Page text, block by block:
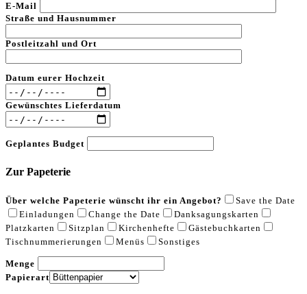
E-Mail
Straße und Hausnummer
Postleitzahl und Ort
Datum eurer Hochzeit
Gewünschtes Lieferdatum
Geplantes Budget
Zur Papeterie
Über welche Papeterie wünscht ihr ein Angebot?
Save the Date
Einladungen
Change the Date
Danksagungskarten
Platzkarten
Sitzplan Kirchenhefte
Gästebuchkarten
Tischnummerierungen
Menüs Sonstiges
Menge
Papierart